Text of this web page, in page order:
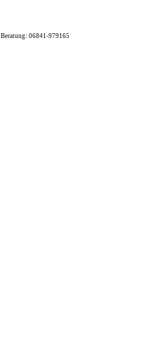
Beratung: 06841-979165